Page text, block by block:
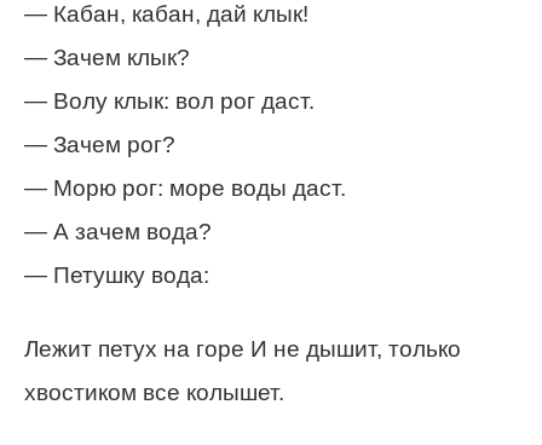
— Кабан, кабан, дай клык!
— Зачем клык?
— Волу клык: вол рог даст.
— Зачем рог?
— Морю рог: море воды даст.
— А зачем вода?
— Петушку вода:
Лежит петух на горе И не дышит, только
хвостиком все колышет.